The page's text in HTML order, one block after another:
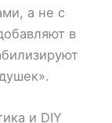
а не с
в
и DIY